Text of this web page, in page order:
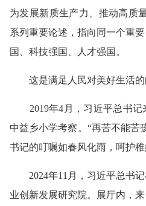
为发展新质生产力、推动高
系列重要论述，指向同一个重
国、科技强国、人才强国。
这是满足人民对美好生活的
2019年4月，习近平总书记
中益乡小学考察。“再苦不能苦
书记的叮嘱如春风化雨，呵护稚
2024年11月，习近平总书记
业创新发展研究院。展厅内，